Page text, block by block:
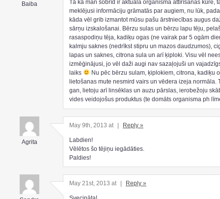
Baiba
Tā kā man šobrīd ir aktuāla organisma attīrīšanas kūre,
meklējusi informāciju grāmatās par augiem, nu lūk,
kāda vēl grib izmantot mūsu pašu ārstniecības augus
sārņu izskalošanai. Bērzu sulas un bērzu lapu tēju,
rasaspodiņu tēja, kadiķu ogas (ne vairak par 5 ogām
kalmju saknes (nedrīkst stipru un mazos daudzumos),
lapas un saknes, citrona sula un arī ķiploki. Visu vēl
izmēģinājusi, jo vēl daži augi nav sazaļojuši un
laiks
Nu pēc bērzu sulam, ķiplokiem, citrona, kadiķu
lietošanas mute nesmird vairs un vēdera izeja normāla.
gan, lietoju arī linsēklas un auzu pārslas, ierobežoju
vides veidojošus produktus (te domāts organisma ph
Agrita
May 9th, 2013 at | Reply »
Labdien!
Vēlētos šo tējiņu iegādāties.
Paldies!
May 21st, 2013 at Reply »